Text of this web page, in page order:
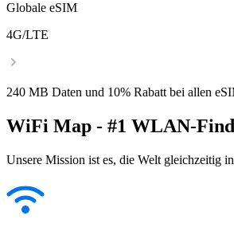
Globale eSIM
4G/LTE
240 MB Daten und 10% Rabatt bei allen
WiFi Map - #1 WLAN-
Unsere Mission ist es, die Welt gleichzeitig